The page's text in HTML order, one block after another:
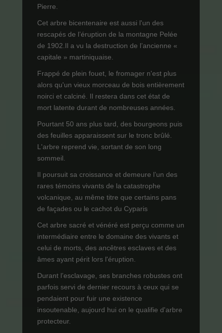
Pierre.
Cet arbre bicentenaire est aussi l'un des
rescapés de l’éruption de la montagne Pelée
de 1902.Il a vu la destruction de l’ancienne «
capitale » martiniquaise.
Frappé de plein fouet, le fromager n'est plus
alors qu'un vieux morceau de bois entièrement
noirci et calciné. Il restera dans cet état de
mort latente durant de nombreuses années.
Pourtant 50 ans plus tard, des bourgeons puis
des feuilles apparaissent sur le tronc brûlé.
L'arbre reprend vie, sortant de son long
sommeil.
Il poursuit sa croissance et demeure l’un des
rares témoins vivants de la catastrophe
volcanique, au même titre que certains pans
de façades ou le cachot du Cyparis
Cet arbre sacré et vénéré est perçu comme un
intermédiaire entre le domaine des vivants et
celui de morts, des ancêtres esclaves et des
âmes ayant périt lors l'éruption.
Durant l’esclavage, ses branches robustes ont
parfois servi de dernier recours à ceux qui se
pendaient pour fuir une existence
insoutenable, aujourd hui on le qualifie d'arbre
protecteur.